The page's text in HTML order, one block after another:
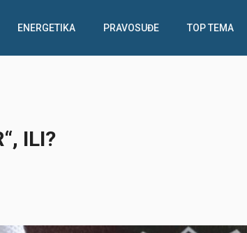
ENERGETIKA PRAVOSUĐE TOP TEMA
ILI?